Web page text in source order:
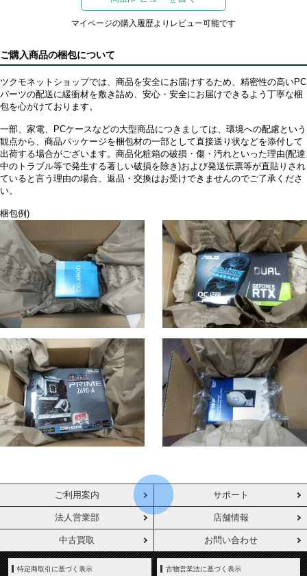
マイページの購入履歴よりレビュー可能です
ご購入商品の梱包について
ツクモネットショップでは、商品を安全にお届けするため、精密性の高いPC
パーツの配送に緩衝材を敷き詰め、安心・安全にお届けできるよう丁寧な梱
包を心がけております。
一部、家電、PCケースなどの大型商品につきましては、環境への配慮という
観点から、商品パッケージを梱包材の一部として直接送り状などを添付して
出荷する場合がございます。商品化粧箱の破損・傷・汚れといった理由(配達
中のトラブル等で発生する著しい破損を除き)および発送伝票等が直貼りされ
ていると言う理由の場合、返品・交換はお受けできませんのでご了承くださ
い。
梱包例)
ご利用案内 サポート
法人営業部 店舗情報
中古買取 お問い合わせ
特定商取引に基づく表示 古物営業法に基づく表示